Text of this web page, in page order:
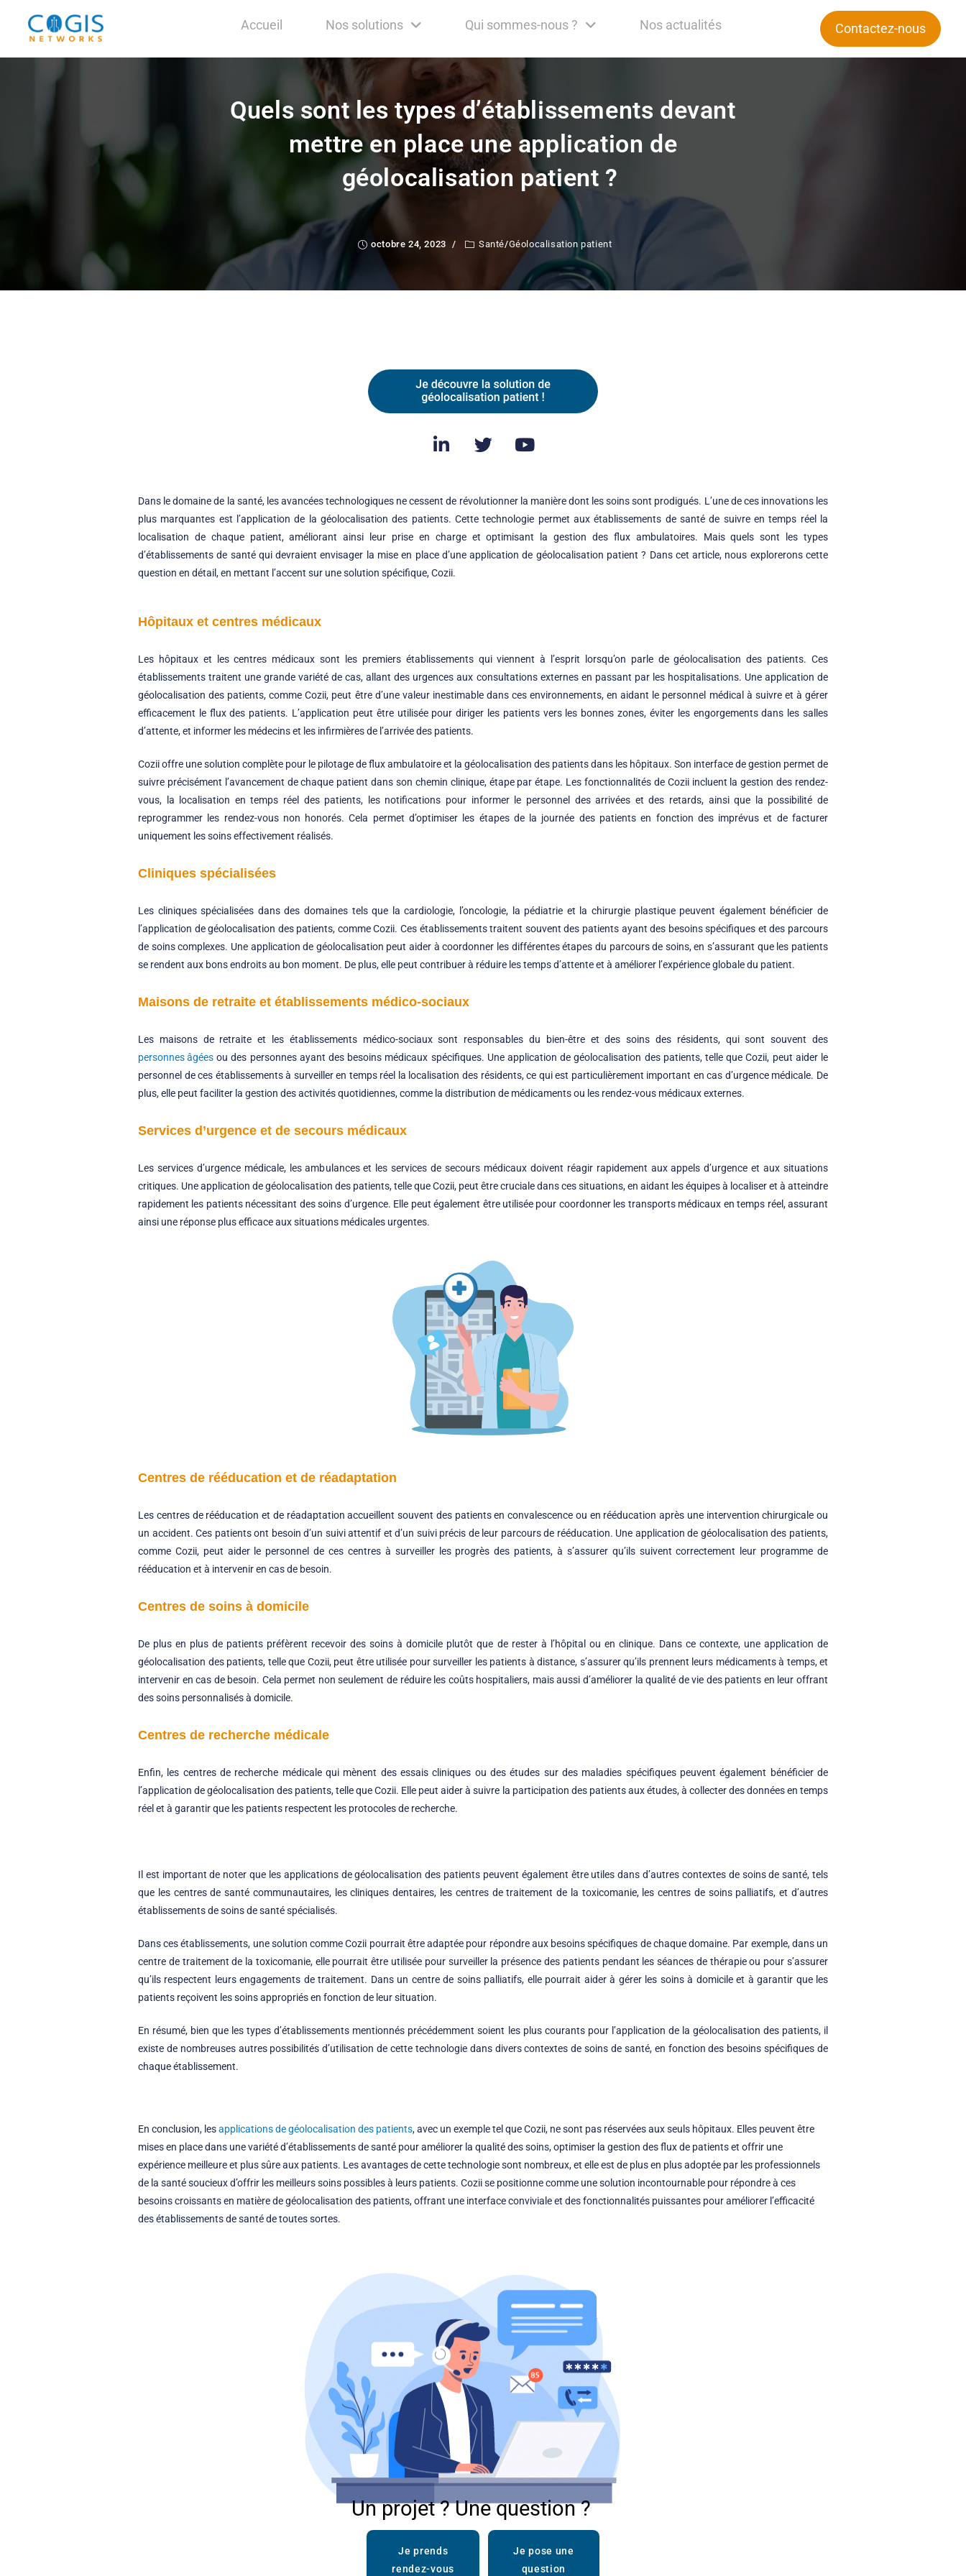
Accueil Nos solutions Qui sommes-nous ? Nos actualités Contactez-nous
Quels sont les types d’établissements devant
mettre en place une application de
géolocalisation patient ?
octobre 24, 2023 Santé/Géolocalisation patient
Dans le domaine de la santé, les avancées technologiques ne cessent de révolutionner la manière dont les soins sont prodigués. L’une de ces innovations les
plus marquantes est l’application de la géolocalisation des patients. Cette technologie permet aux établissements de santé de suivre en temps réel la
localisation de chaque patient, améliorant ainsi leur prise en charge et optimisant la gestion des flux ambulatoires. Mais quels sont les types
d’établissements de santé qui devraient envisager la mise en place d’une application de géolocalisation patient ? Dans cet article, nous explorerons cette
question en détail, en mettant l’accent sur une solution spécifique,Cozii.
Hôpitaux et centres médicaux
Les hôpitaux et les centres médicaux sont les premiers établissements qui viennent à l’esprit lorsqu’on parle de géolocalisation des patients. Ces
établissements traitent une grande variété de cas, allant des urgences aux consultations externes en passant par les hospitalisations. Une application de
géolocalisation des patients, comme Cozii, peut être d’une valeur inestimable dans ces environnements, en aidant le personnel médical à suivre et à gérer
efficacement le flux des patients. L’application peut être utilisée pour diriger les patients vers les bonnes zones, éviter les engorgements dans les salles
d’attente, et informer les médecins et les infirmières de l’arrivée des patients.
Cozii offre une solution complète pour le pilotage de flux ambulatoire et la géolocalisation des patients dans les hôpitaux. Son interface de gestion permet de
suivre précisément l’avancement de chaque patient dans son chemin clinique, étape par étape. Les fonctionnalités de Cozii incluent la gestion des rendez-
vous, la localisation en temps réel des patients, les notifications pour informer le personnel des arrivées et des retards, ainsi que la possibilité de
reprogrammer les rendez-vous non honorés. Cela permet d’optimiser les étapes de la journée des patients en fonction des imprévus et de facturer
uniquement les soins effectivement réalisés.
Cliniques spécialisées
Les cliniques spécialisées dans des domaines tels que la cardiologie, l’oncologie, la pédiatrie et la chirurgie plastique peuvent également bénéficier de
l’application de géolocalisation des patients, comme Cozii. Ces établissements traitent souvent des patients ayant des besoins spécifiques et des parcours
de soins complexes. Une application de géolocalisation peut aider à coordonner les différentes étapes du parcours de soins, en s’assurant que les patients
se rendent aux bons endroits au bon moment. De plus, elle peut contribuer à réduire les temps d’attente et à améliorer l’expérience globale du patient.
Maisons de retraite et établissements médico-sociaux
Les maisons de retraite et les établissements médico-sociaux sont responsables du bien-être et des soins des résidents, qui sont souvent des
personnes âgées ou des personnes ayant des besoins médicaux spécifiques. Une application de géolocalisation des patients, telle que Cozii, peut aider le
personnel de ces établissements à surveiller en temps réel la localisation des résidents, ce qui est particulièrement important en cas d’urgence médicale. De
plus, elle peut faciliter la gestion des activités quotidiennes, comme la distribution de médicaments ou les rendez-vous médicaux externes.
Services d’urgence et de secours médicaux
Les services d’urgence médicale, les ambulances et les services de secours médicaux doivent réagir rapidement aux appels d’urgence et aux situations
critiques. Une application de géolocalisation des patients, telle que Cozii, peut être cruciale dans ces situations, en aidant les équipes à localiser et à atteindre
rapidement les patients nécessitant des soins d’urgence. Elle peut également être utilisée pour coordonner les transports médicaux en temps réel, assurant
ainsi une réponse plus efficace aux situations médicales urgentes.
Centres de rééducation et de réadaptation
Les centres de rééducation et de réadaptation accueillent souvent des patients en convalescence ou en rééducation après une intervention chirurgicale ou
un accident. Ces patients ont besoin d’un suivi attentif et d’un suivi précis de leur parcours de rééducation. Une application de géolocalisation des patients,
comme Cozii, peut aider le personnel de ces centres à surveiller les progrès des patients, à s’assurer qu’ils suivent correctement leur programme de
rééducation et à intervenir en cas de besoin.
Centres de soins à domicile
De plus en plus de patients préfèrent recevoir des soins à domicile plutôt que de rester à l’hôpital ou en clinique. Dans ce contexte, une application de
géolocalisation des patients, telle que Cozii, peut être utilisée pour surveiller les patients à distance, s’assurer qu’ils prennent leurs médicaments à temps, et
intervenir en cas de besoin. Cela permet non seulement de réduire les coûts hospitaliers, mais aussi d’améliorer la qualité de vie des patients en leur offrant
des soins personnalisés à domicile.
Centres de recherche médicale
Enfin, les centres de recherche médicale qui mènent des essais cliniques ou des études sur des maladies spécifiques peuvent également bénéficier de
l’application de géolocalisation des patients, telle que Cozii. Elle peut aider à suivre la participation des patients aux études, à collecter des données en temps
réel et à garantir que les patients respectent les protocoles de recherche.
Il est important de noter que les applications de géolocalisation des patients peuvent également être utiles dans d’autres contextes de soins de santé, tels
que les centres de santé communautaires, les cliniques dentaires, les centres de traitement de la toxicomanie, les centres de soins palliatifs, et d’autres
établissements de soins de santé spécialisés.
Dans ces établissements, une solution comme Cozii pourrait être adaptée pour répondre aux besoins spécifiques de chaque domaine. Par exemple, dans un
centre de traitement de la toxicomanie, elle pourrait être utilisée pour surveiller la présence des patients pendant les séances de thérapie ou pour s’assurer
qu’ils respectent leurs engagements de traitement. Dans un centre de soins palliatifs, elle pourrait aider à gérer les soins à domicile et à garantir que les
patients reçoivent les soins appropriés en fonction de leur situation.
En résumé, bien que les types d’établissements mentionnés précédemment soient les plus courants pour l’application de la géolocalisation des patients, il
existe de nombreuses autres possibilités d’utilisation de cette technologie dans divers contextes de soins de santé, en fonction des besoins spécifiques de
chaque établissement.
En conclusion, lesapplications de géolocalisation des patients, avec un exemple tel queCozii, ne sont pas réservées aux seuls hôpitaux. Elles peuvent être
mises en place dans une variété d’établissements de santé pour améliorer la qualité des soins, optimiser la gestion des flux de patients et offrir une
expérience meilleure et plus sûre aux patients. Les avantages de cette technologie sont nombreux, et elle est de plus en plus adoptée par les professionnels
de la santé soucieux d’offrir les meilleurs soins possibles à leurs patients. Coziise positionne comme une solution incontournable pour répondre à ces
besoins croissants en matière de géolocalisation des patients, offrant une interface conviviale et des fonctionnalités puissantes pour améliorer l’efficacité
des établissements de santé de toutes sortes.
Un projet ? Une question ?
Je prends
rendez-vous
Je pose une
question